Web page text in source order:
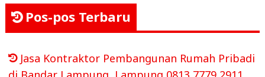
Pos-pos Terbaru
Jasa Kontraktor Pembangunan Rumah Pribadi